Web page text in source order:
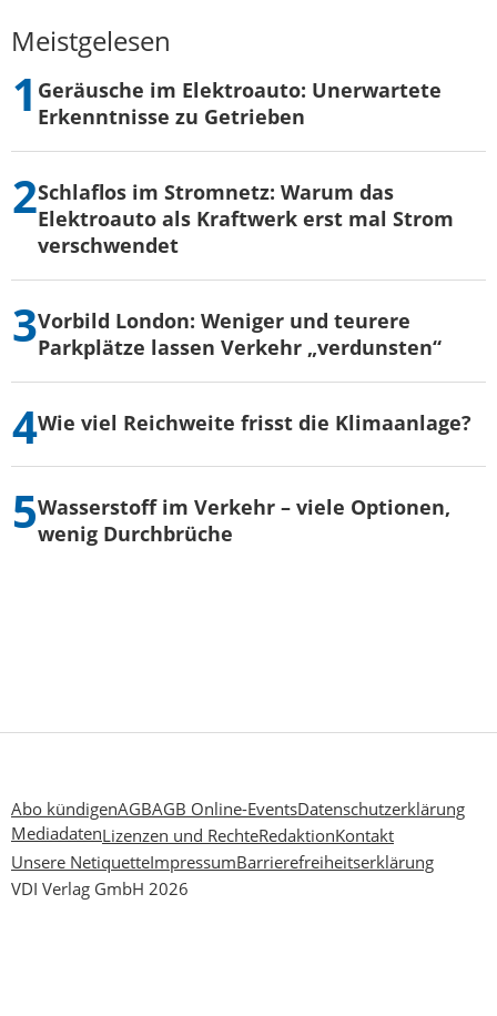
Meistgelesen
Geräusche im Elektroauto: Unerwartete
Erkenntnisse zu Getrieben
Schlaflos im Stromnetz: Warum das
Elektroauto als Kraftwerk erst mal Strom
verschwendet
Vorbild London: Weniger und teurere
Parkplätze lassen Verkehr „verdunsten“
Wie viel Reichweite frisst die Klimaanlage?
Wasserstoff im Verkehr – viele Optionen,
wenig Durchbrüche
Abo kündigenAGBAGB Online-EventsDatenschutzerklärung
MediadatenLizenzen und RechteRedaktionKontakt
Unsere NetiquetteImpressumBarrierefreiheitserklärung
VDI Verlag GmbH 2026